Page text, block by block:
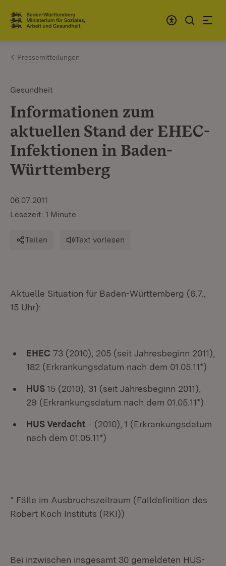
Zum Inhalt springen
Link zur Startseite
Pressemitteilungen
Gesundheit
Informationen zum
aktuellen Stand der EHEC-
Infektionen in Baden-
Württemberg
06.07.2011
Lesezeit: 1 Minute
Teilen Text vorlesen
Aktuelle Situation für Baden-Württemberg (6.7.,
15 Uhr):
EHEC 73 (2010), 205 (seit Jahresbeginn 2011),
182 (Erkrankungsdatum nach dem 01.05.11*)
HUS 15 (2010), 31 (seit Jahresbeginn 2011),
29 (Erkrankungsdatum nach dem 01.05.11*)
HUS Verdacht - (2010), 1 (Erkrankungsdatum
nach dem 01.05.11*)
* Fälle im Ausbruchszeitraum (Falldefinition des
Robert Koch Instituts (RKI))
Bei inzwischen insgesamt 30 gemeldeten HUS-